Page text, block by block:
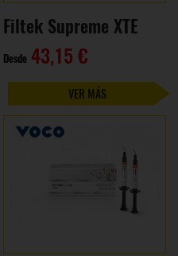
Filtek Supreme XTE
Desde 43,15 €
VER MÁS